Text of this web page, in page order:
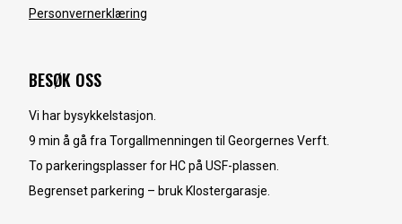
Personvernerklæring
BESØK OSS
Vi har bysykkelstasjon.
9 min å gå fra Torgallmenningen til Georgernes Verft.
To parkeringsplasser for HC på USF-plassen.
Begrenset parkering – bruk Klostergarasje.